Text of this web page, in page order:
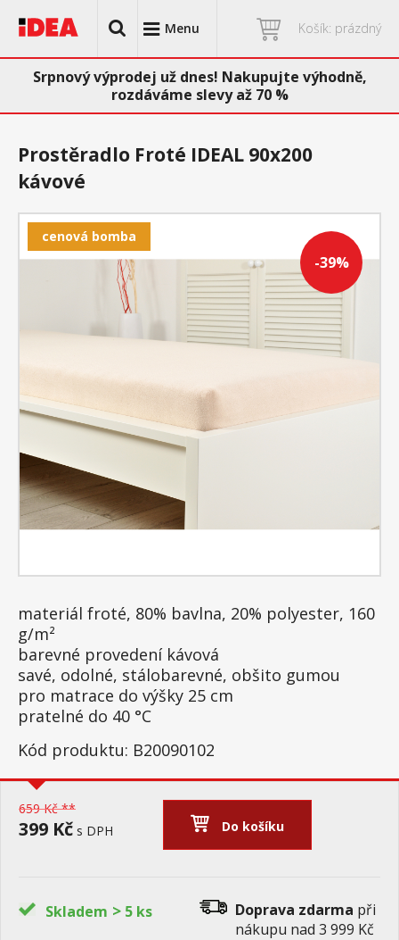
Menu Košík: prázdný
Srpnový výprodej už dnes! Nakupujte výhodně,
rozdáváme slevy až 70 %
-39%
cenová bomba
Prostěradlo Froté IDEAL 90x200
kávové
materiál froté, 80% bavlna, 20% polyester, 160
g/m²
barevné provedení kávová
savé, odolné, stálobarevné, obšito gumou
pro matrace do výšky 25 cm
pratelné do 40 °C
Kód produktu: B20090102
659 Kč **
399 Kč s DPH Do košíku
Skladem > 5 ks Doprava zdarma při
nákupu nad 3 999 Kč